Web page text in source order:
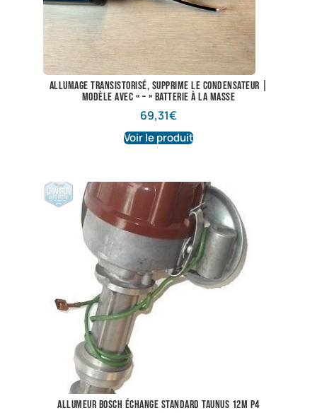
Allumage transistorisé, supprime le condensateur |
Modèle avec « – » batterie à la masse
69,31€
Voir le produit
allumeur Bosch échange standard taunus 12M P4